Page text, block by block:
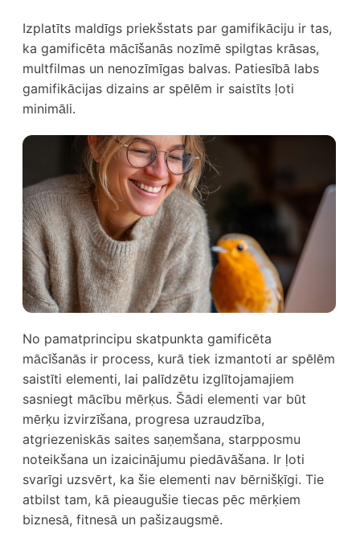
Izplatīts maldīgs priekšstats par gamifikāciju ir tas,
ka gamificēta mācīšanās nozīmē spilgtas krāsas,
multfilmas un nenozīmīgas balvas. Patiesībā labs
gamifikācijas dizains ar spēlēm ir saistīts ļoti
minimāli.
No pamatprincipu skatpunkta gamificēta
mācīšanās ir process, kurā tiek izmantoti ar spēlēm
saistīti elementi, lai palīdzētu izglītojamajiem
sasniegt mācību mērķus. Šādi elementi var būt
mērķu izvirzīšana, progresa uzraudzība,
atgriezeniskās saites saņemšana, starpposmu
noteikšana un izaicinājumu piedāvāšana. Ir ļoti
svarīgi uzsvērt, ka šie elementi nav bērnišķīgi. Tie
atbilst tam, kā pieaugušie tiecas pēc mērķiem
biznesā, fitnesā un pašizaugsmē.